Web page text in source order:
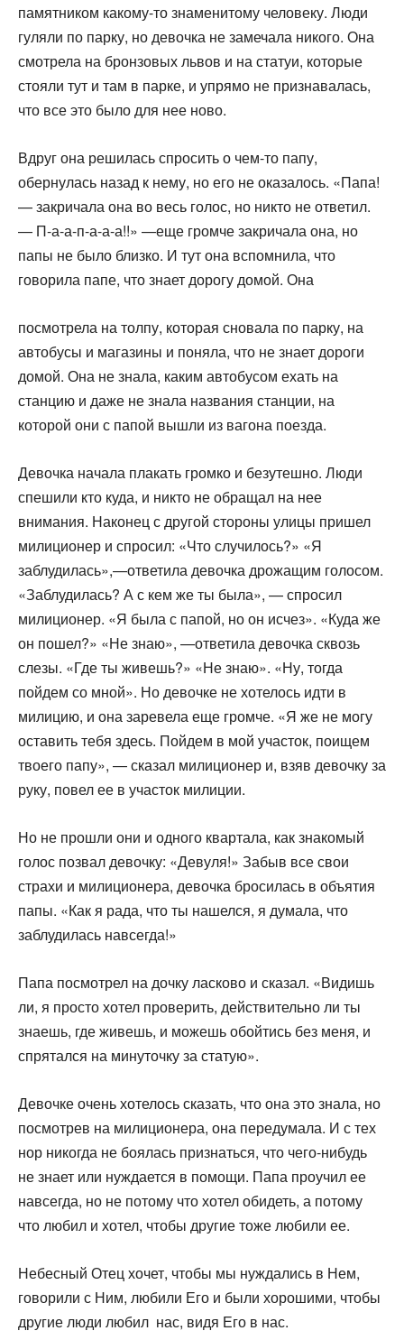
памятником какому-то знаменитому человеку. Люди
гуляли по парку, но девочка не замечала никого. Она
смотрела на бронзовых львов и на статуи, которые
стояли тут и там в парке, и упрямо не признавалась,
что все это было для нее ново.
Вдруг она решилась спросить о чем-то папу,
обернулась назад к нему, но его не оказалось. «Папа!
— закричала она во весь голос, но никто не ответил.
— П-а-а-п-а-а-а!!» —еще громче закричала она, но
папы не было близко. И тут она вспомнила, что
говорила папе, что знает дорогу домой. Она
посмотрела на толпу, которая сновала по парку, на
автобусы и магазины и поняла, что не знает дороги
домой. Она не знала, каким автобусом ехать на
станцию и даже не знала названия станции, на
которой они с папой вышли из вагона поезда.
Девочка начала плакать громко и безутешно. Люди
спеши­ли кто куда, и никто не обращал на нее
внимания. Наконец с другой стороны улицы пришел
милиционер и спросил: «Что случилось?» «Я
заблудилась»,—ответила девочка дрожащим голосом.
«Заблудилась? А с кем же ты была», — спросил
милиционер. «Я была с папой, но он исчез». «Куда же
он пошел?» «Не знаю», —ответила девочка сквозь
слезы. «Где ты живешь?» «Не знаю». «Ну, тогда
пойдем со мной». Но де­вочке не хотелось идти в
милицию, и она заревела еще громче. «Я же не могу
оставить тебя здесь. Пойдем в мой участок, поищем
твоего папу», — сказал милиционер и, взяв девочку за
руку, повел ее в участок милиции.
Но не прошли они и одного квартала, как знакомый
голос позвал девочку: «Девуля!» Забыв все свои
страхи и мили­ционера, девочка бросилась в объятия
папы. «Как я рада, что ты нашелся, я думала, что
заблудилась навсегда!»
Папа посмотрел на дочку ласково и сказал. «Видишь
ли, я просто хотел проверить, действительно ли ты
знаешь, где живешь, и можешь обойтись без меня, и
спрятался на мину­точку за статую».
Девочке очень хотелось сказать, что она это знала, но
посмотрев на милиционера, она передумала. И с тех
нор ни­когда не боялась признаться, что чего-нибудь
не знает или нуждается в помощи. Папа проучил ее
навсегда, но не потому что хотел обидеть, а потому
что любил и хотел, чтобы другие тоже любили ее.
Небесный Отец хочет, чтобы мы нуждались в Нем,
гово­рили с Ним, любили Его и были хорошими, чтобы
другие люди любил нас, видя Его в нас.